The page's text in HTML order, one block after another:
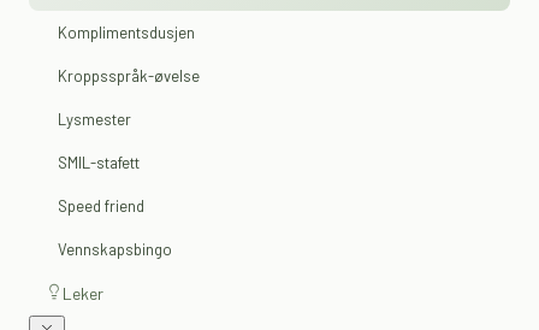
Komplimentsdusjen
Kroppsspråk-øvelse
Lysmester
SMIL-stafett
Speed friend
Vennskapsbingo
Leker